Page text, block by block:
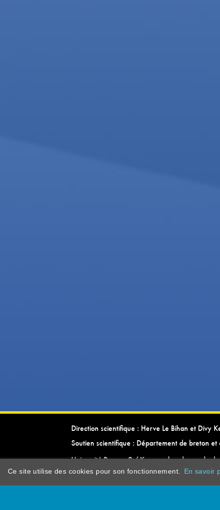
Direction scientifique : Herve Le Bihan et Divy
Soutien scientifique : Département de breton et
Université Rennes 2 / Kevrenn brezhoneg ha
Ce site utilise des cookies pour son fonctionnement. En savoir